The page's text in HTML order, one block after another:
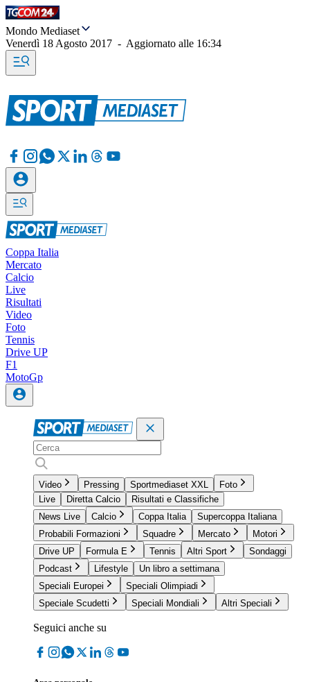
Mondo Mediaset
Venerdì 18 Agosto 2017 - Aggiornato alle 16:34
Coppa Italia
Mercato
Calcio
Live
Risultati
Video
Foto
Tennis
Drive UP
F1
MotoGp
Video Pressing Sportmediaset XXL
Foto
Live
Diretta Calcio
Risultati e Classifiche
News Live
Calcio Coppa Italia
Supercoppa Italiana
Probabili Formazioni
Squadre Mercato
Motori
Drive UP
Formula E Tennis Altri Sport
Sondaggi
Podcast
Lifestyle
Un libro a settimana
Speciali Europei
Speciali Olimpiadi
Speciale Scudetti
Speciali Mondiali Altri Speciali
Seguici anche su